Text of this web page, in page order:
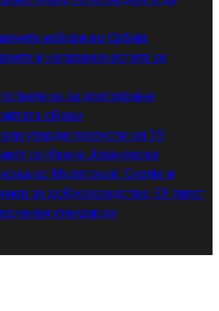
избори во Србија:
и неправилностите се
се за долготрајни
објави
утврди пропусти кај 39
со Ивана Јовановска
со Милатовиќ: Скопје и
за добрососедство, ЕУ патот
стандарди